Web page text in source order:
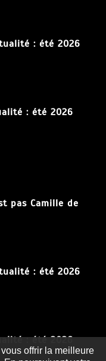
: été 2026
: été 2026
pas Camille de
: été 2026
: été 2026
offrir la meilleure